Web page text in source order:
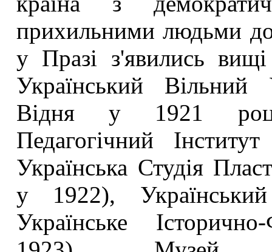
прихильними людьми до
у Празі з'явились
Український Вільний
Відня у 1921
Педагогічний
Українська Студія
у 1922), Український
Українське